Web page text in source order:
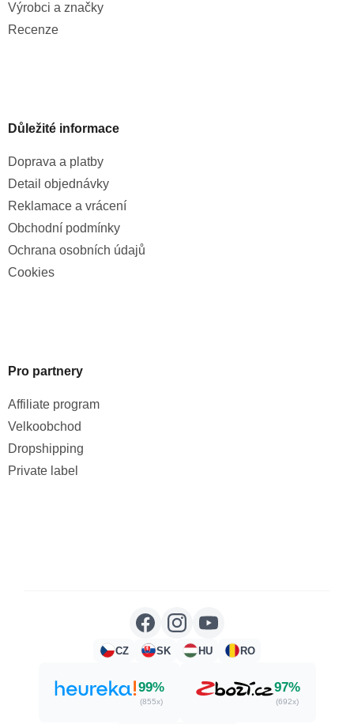
Výrobci a značky
Recenze
Důležité informace
Doprava a platby
Detail objednávky
Reklamace a vrácení
Obchodní podmínky
Ochrana osobních údajů
Cookies
Pro partnery
Affiliate program
Velkoobchod
Dropshipping
Private label
CZ SK HU RO
99%
(855x)
97%
(692x)